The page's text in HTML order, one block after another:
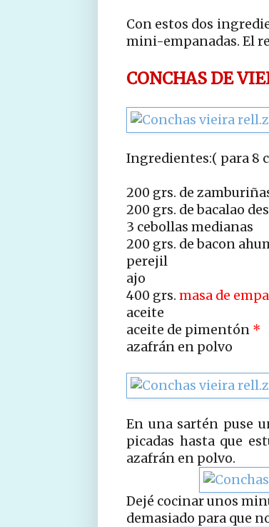
Con estos dos
mini-empanadas. El
CONCHAS DE
Ingredientes:( para 8
200 grs. de
200 grs. de bacalao
3 cebollas medianas
200 grs. de bacon
perejil
ajo
400 grs. masa de
aceite
aceite de pimentón *
azafrán en polvo
En una sartén puse
picadas hasta que
azafrán en polvo.
Dejé cocinar unos
demasiado para que